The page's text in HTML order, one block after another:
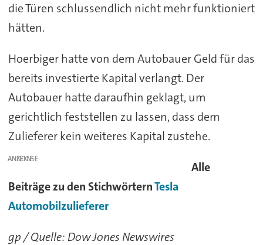
die Türen schlussendlich nicht mehr funktioniert
hätten.
Hoerbiger hatte von dem Autobauer Geld für das
bereits investierte Kapital verlangt. Der
Autobauer hatte daraufhin geklagt, um
gerichtlich feststellen zu lassen, dass dem
Zulieferer kein weiteres Kapital zustehe.
ANZEIGE
Alle
Beiträge zu den StichwörternTesla
Automobilzulieferer
gp / Quelle: Dow Jones Newswires